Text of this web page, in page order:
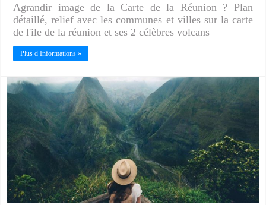
Agrandir image de la Carte de la Réunion ? Plan
détaillé, relief avec les communes et villes sur la carte
de l'ile de la réunion et ses 2 célèbres volcans
Plus d Informations »